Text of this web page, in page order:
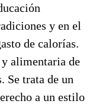
y en el
de calorías.
alimentaria de
Se trata de un
a un estilo